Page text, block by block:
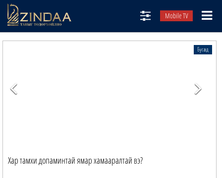
Mobile TV
НИЙТЛЭЛЧИД
АУДИО ЗОХИОЛ
Хар тамхи допаминтай ямар хамааралтай вэ?
Бусад